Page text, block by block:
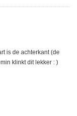
is de achterkant (de
klinkt dit lekker : )